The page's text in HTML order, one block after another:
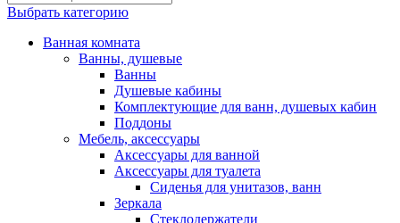
Выбрать категорию
Ванная комната
Ванны, душевые
Ванны
Душевые кабины
Комплектующие для ванн, душевых кабин
Поддоны
Мебель, аксессуары
Аксессуары для ванной
Аксессуары для туалета
Сиденья для унитазов, ванн
Зеркала
Стеклодержатели